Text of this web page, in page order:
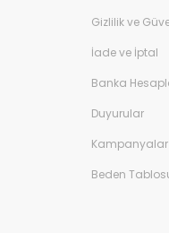
Gizlilik ve
İade ve İptal
Banka
Duyurular
Kampanyalar
Beden